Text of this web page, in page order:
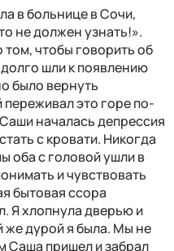
в больнице в Сочи,
не должен узнать!».
чтобы говорить об
шли к появлению
было вернуть
это горе по-
началась депрессия
с кровати. Никогда
оба с головой ушли в
и чувствовать
бытовая ссора
Я хлопнула дверью и
же дурой я была. Мы не
Саша пришел и забрал